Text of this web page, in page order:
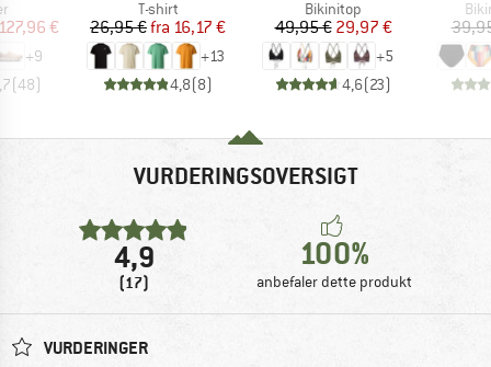
pris
€
+9
(48)
Produktgruppe
T-shirt
Pris
26,95 € Nedsat pris
fra 16,17 €
+13
4,8(8)
Produktgruppe
Bikinitop
Pris
49,95 €Nedsat pris
29,97 €
+5
4,6(23)
VURDERINGSOVERSIGT
4,9
(17)
100%
anbefaler dette produkt
VURDERINGER